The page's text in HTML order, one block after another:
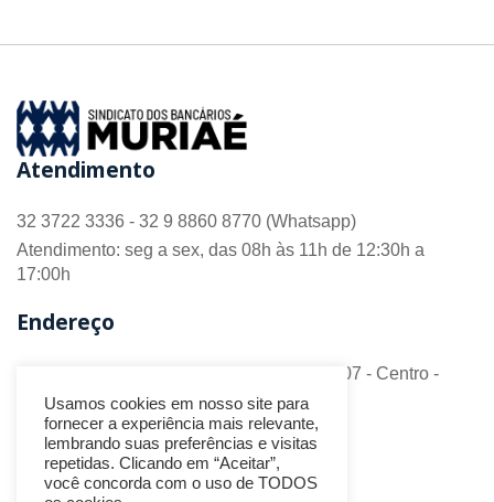
Atendimento
32 3722 3336 - 32 9 8860 8770 (Whatsapp)
Atendimento: seg a sex, das 08h às 11h de 12:30h a
17:00h
Endereço
R. Barão do Monte Alto nº 70 - Sala 306/307 - Centro -
CEP 36.880-018 - Muriaé/MG
Redes Sociais
Usamos cookies em nosso site para
fornecer a experiência mais relevante,
lembrando suas preferências e visitas
repetidas. Clicando em “Aceitar”,
você concorda com o uso de TODOS